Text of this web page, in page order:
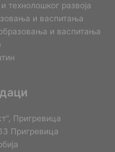
технолошког развоја
и васпитања
и васпитања
Пригревица
Пригревица